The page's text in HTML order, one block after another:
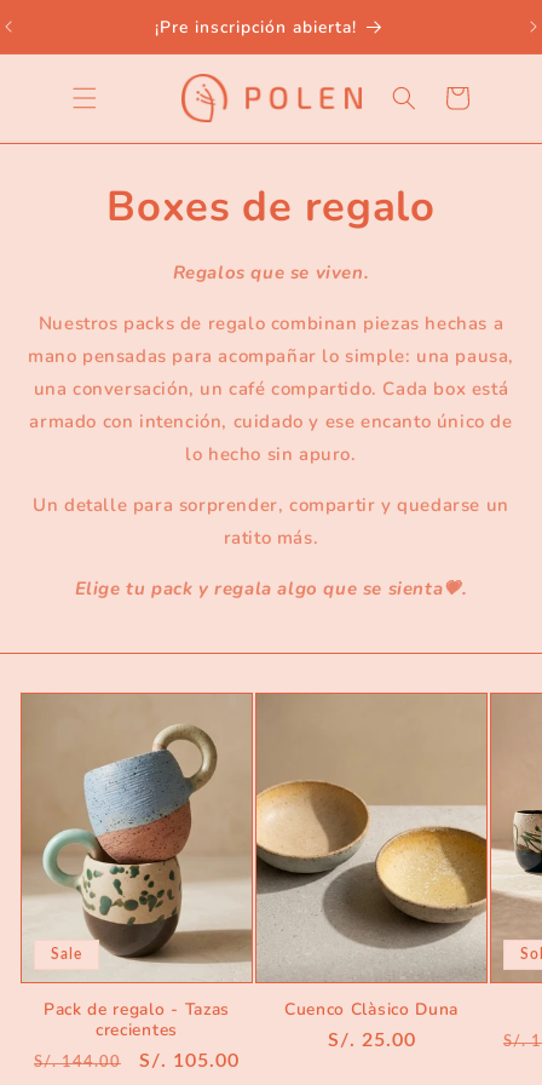
¡Pre inscripción abierta!
Cart
Boxes de regalo
Regalos que se viven.
Nuestros packs de regalo combinan piezas hechas a
mano pensadas para acompañar lo simple: una pausa,
una conversación, un café compartido. Cada box está
armado con intención, cuidado y ese encanto único de
lo hecho sin apuro.
Un detalle para sorprender, compartir y quedarse un
ratito más.
Elige tu pack y regala algo que se sienta💗.
Sale
Pack de regalo - Tazas
crecientes
Regular
S/. 144.00
Sale
S/. 105.00
Cuenco Clàsico Duna
Regular
S/. 25.00 S/.